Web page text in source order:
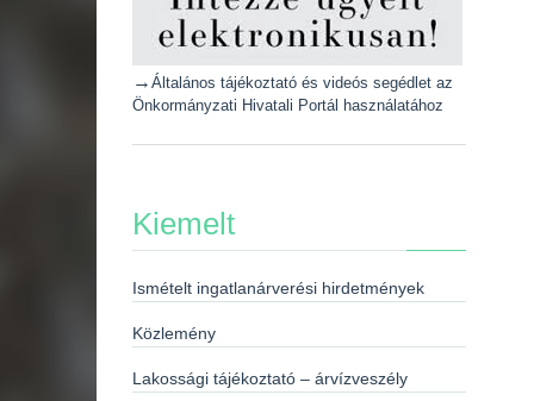
→ Általános tájékoztató és videós segédlet az
Önkormányzati Hivatali Portál használatához
Kiemelt
Ismételt ingatlanárverési hirdetmények
Közlemény
Lakossági tájékoztató – árvízveszély